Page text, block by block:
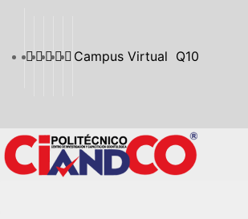
Campus Virtual Q10